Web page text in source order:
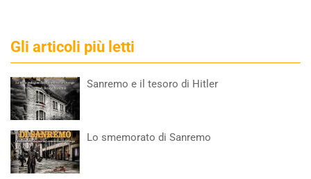
Gli articoli più letti
Sanremo e il tesoro di Hitler
Lo smemorato di Sanremo